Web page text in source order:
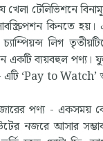
টেলিভিশনে
কিনতে হয়।
লিগ
একটি ব্যয়বহুল পণ্য।
‘Pay to Watch’
পণ্য - একসময়
নজরে আসার